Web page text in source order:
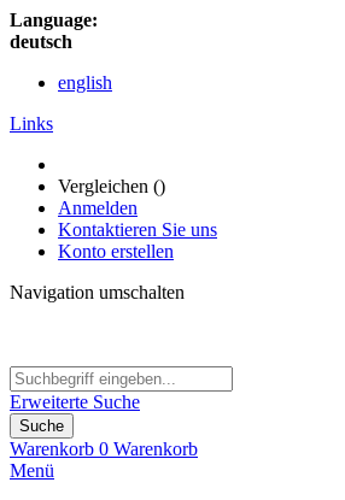
Language:
deutsch
english
Links
Vergleichen ()
Anmelden
Kontaktieren Sie uns
Konto erstellen
Navigation umschalten
Erweiterte Suche
Suche
Warenkorb 0 Warenkorb
Menü